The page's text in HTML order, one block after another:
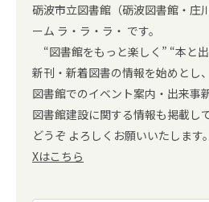
砺波市立図書館（砺波図書館・庄
ーム ラ・ラ・ラ・ です。
“図書館をもっと楽しく” “本と出
新刊・新着図書の情報を始めとし
図書館でのイベント案内・出来事
図書館建設に関する情報も掲載し
どうぞ よろしくお願いいたします。
Xはこちら